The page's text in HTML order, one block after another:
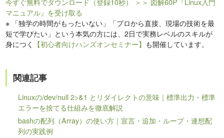
マニュアル』を受け取る
※ 「独学の時間がもったいない」「プロから直接、現場の技術を最
短で学びたい」という本気の方には、2日で実務レベルのスキルが
身につく
【初心者向けハンズオンセミナー】 も開催しています。
関連記事
Linuxの/dev/null 2>&1 とリダイレクトの意味｜標準出力・標準
エラーを捨てる仕組みを徹底解説
bashの配列（Array）の使い方｜宣言・追加・ループ・連想配
列の実践例